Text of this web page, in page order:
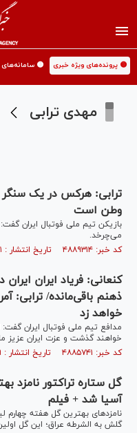
🟡 پرونده‌های ویژه خبری 🟡
مهدی ترابی
ترابی: هرکس در یک
وطن است
بازیکن تیم ملی فوتبال ایران
می‌چرخد.
کد خبر: ۴۸۸۹۳۱۴ تاریخ انتشار : ۱۴۰۵/۰۱/۱۱
ذهنم باقی‌مانده/ ترابی:
خواهد زد
مدافع تیم ملی فوتبال ایران گفت:
خواهند گذشت و عزت ایران عزیز
کد خبر: ۴۸۸۵۷۴۱ تاریخ انتشار : ۱۴۰۴/۱۲/۱۹
گل ستاره تراکتور نامزد‌
آسیا شد + فیلم
نامزد‌های بهترین گل هفته چهارم
گلش به الشرطه عراق؛ این گل